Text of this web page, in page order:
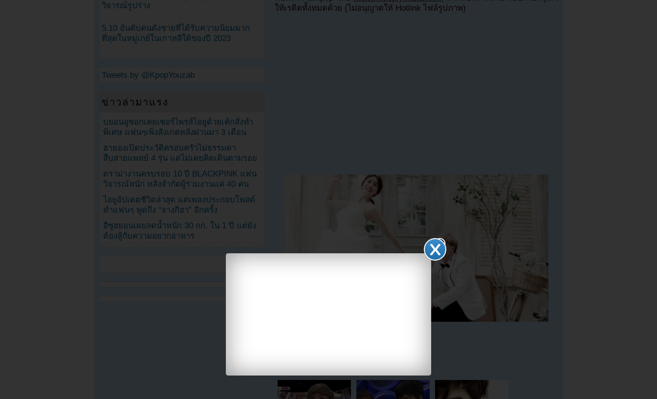
ให้เรดิตทั้งหมดด้วย (ไม่อนุญาตให้ Hotlink ไฟล์รูปภาพ)
วิจารณ์รูปร่าง
5.10 อันดับคนดังชายที่ได้รับความนิยมมาก
ที่สุดในหมู่เกย์ในเกาหลีใต้ของปี 2023
Tweets by @KpopYouzab
ข่าวล่ามาแรง
บยอนอูซอกเคยเซอร์ไพรส์ไอยูด้วยเค้กสั่งทำ
พิเศษ แฟนๆเพิ่งสังเกตหลังผ่านมา 3 เดือน
ฮายองเปิดประวัติครอบครัวไม่ธรรมดา
สืบสายแพทย์ 4 รุ่น แต่ไม่เคยคิดเดินตามรอย
ดราม่างานครบรอบ 10 ปี BLACKPINK แฟน
วิจารณ์หนัก หลังจำกัดผู้ร่วมงานแค่ 40 คน
ไอยูอัปเดตชีวิตล่าสุด แต่เพลงประกอบโพสต์
ทำแฟนๆ พูดถึง “จางกีฮา” อีกครั้ง
อีซูฮยอนเผยลดน้ำหนัก 30 กก. ใน 1 ปี แต่ยัง
ต้องสู้กับความอยากอาหาร